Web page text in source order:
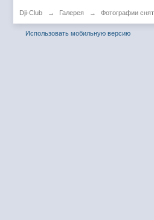
Dji-Club → Галерея → Фотографии
Использовать мобильную версию